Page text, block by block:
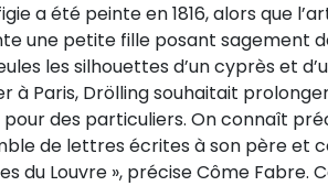
a été peinte en 1816, alors que
une petite fille posant sagement
les silhouettes d’un cyprès et
à Paris, Drölling souhaitait
des particuliers. On connaît
de lettres écrites à son père et
du Louvre », précise Côme